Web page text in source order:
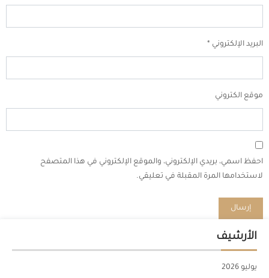
البريد الإلكتروني *
موقع الكتروني
احفظ اسمي، بريدي الإلكتروني، والموقع الإلكتروني في هذا المتصفح
لاستخدامها المرة المقبلة في تعليقي.
الأرشيف
يوليو 2026